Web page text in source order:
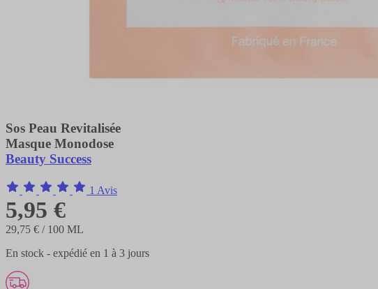
Sos Peau Revitalisée
Masque Monodose
Beauty Success
1 Avis
5,95 €
29,75 € / 100 ML
En stock - expédié en 1 à 3 jours